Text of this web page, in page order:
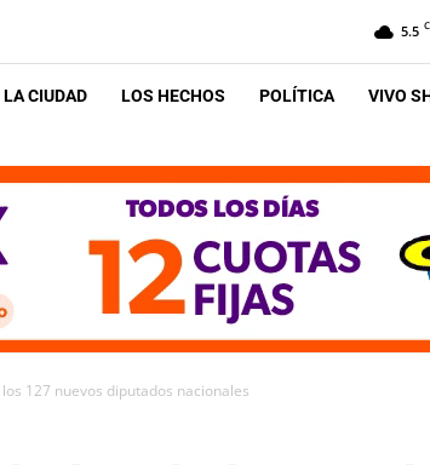
5.5 C
LA CIUDAD LOS HECHOS POLÍTICA VIVO
127 nuevos diputados nacionales